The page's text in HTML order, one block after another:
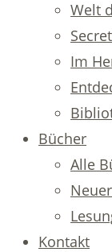
Welt
Im
Bücher
Alle
Kontakt